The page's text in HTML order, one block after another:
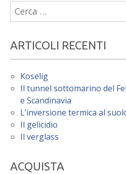
per:
ARTICOLI RECENTI
Koselig
Il tunnel sottomarino del
e Scandinavia
L’inversione termica al
Il gelicidio
Il verglass
ACQUISTA